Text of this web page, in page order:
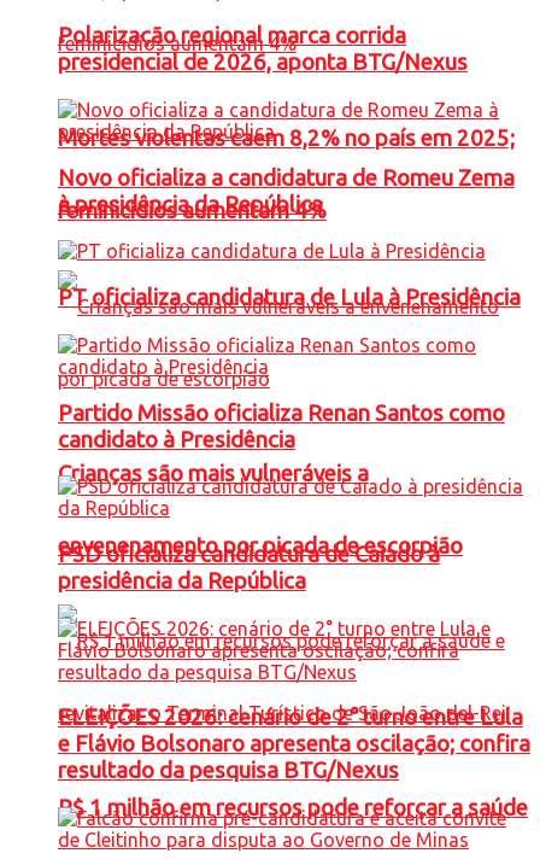
Mortes violentas caem 8,2% no país em 2025;
feminicídios aumentam 4%
Crianças são mais vulneráveis a
envenenamento por picada de escorpião
R$ 1 milhão em recursos pode reforçar a saúde
Polarização regional marca corrida
presidencial de 2026, aponta BTG/Nexus
Novo oficializa a candidatura de Romeu Zema
à presidência da República
PT oficializa candidatura de Lula à Presidência
Partido Missão oficializa Renan Santos como
candidato à Presidência
PSD oficializa candidatura de Caiado à
presidência da República
ELEIÇÕES 2026: cenário de 2° turno entre Lula
e Flávio Bolsonaro apresenta oscilação; confira
resultado da pesquisa BTG/Nexus